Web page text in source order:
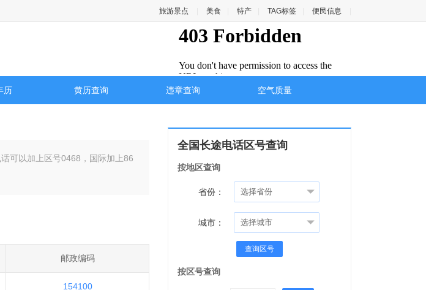
旅游景点 美食 特产 TAG标签 便民信息
历 黄历查询 违章查询 空气质量
可以加上区号0468 ，国际加上86
邮政编码
154100
全国长途电话区号查询
按地区查询
省份：
城市：
查询区号
按区号查询